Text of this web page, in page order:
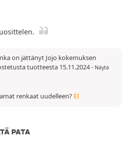
on jättänyt Jojo kokemuksen
tuotteesta 15.11.2024- Näytä
renkaat uudelleen? EI
PATA